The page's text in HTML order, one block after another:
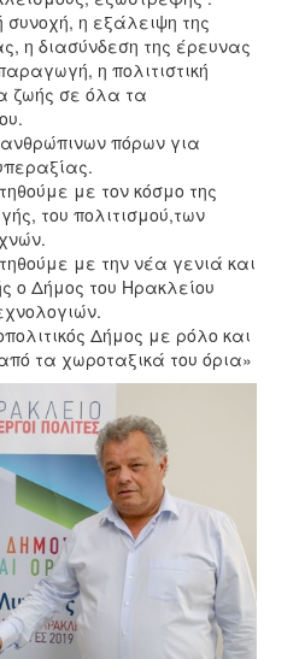
η εξάλειψη της
η διασύνδεση της έρευνας
η πολιτιστική
ζωής σε όλα τα
πόρων για
με τον κόσμο της
του πολιτισμού,των
με την νέα γενιά και
ο Δήμος του Ηρακλείου
Δήμος με ρόλο και
τα χωροταξικά του όρια»